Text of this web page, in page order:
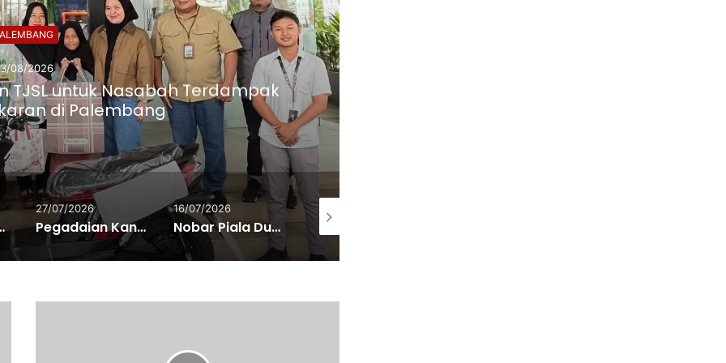
07/2026
di Palembang, Dorong
Terbarukan dan Batubara
Ketahanan Energi
Pegadaian Kanwil III Sumbagsel Cetak Sejarah, Raih Top Scorer Kantor Wilayah Nasional di Business Summit 2026
16/07/2026
Nobar Piala Dunia 2026 di Palembang, Polda Sumsel dan OKP Deklarasi Komitmen Jaga Kamtibmas
15/07/2026
Wapres Gibran Kunker ke Palembang, Ini Sederet Jadwal Agendanya…!
13/07/2026